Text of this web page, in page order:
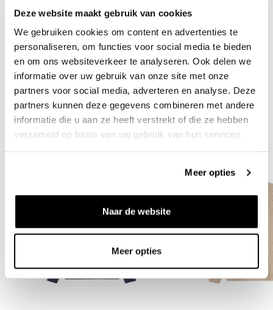
Deze website maakt gebruik van cookies
We gebruiken cookies om content en advertenties te
personaliseren, om functies voor social media te bieden
en om ons websiteverkeer te analyseren. Ook delen we
informatie over uw gebruik van onze site met onze
partners voor social media, adverteren en analyse. Deze
partners kunnen deze gegevens combineren met andere
informatie die u aan ze heeft verstrekt of die ze hebben
verzameld op basis van uw gebruik van hun services.
Meer opties
Naar de website
Meer opties
Need help?We're glad to help
info@bruut.nl Live chat Whatsapp
About this product
Shipment and returns
Related products